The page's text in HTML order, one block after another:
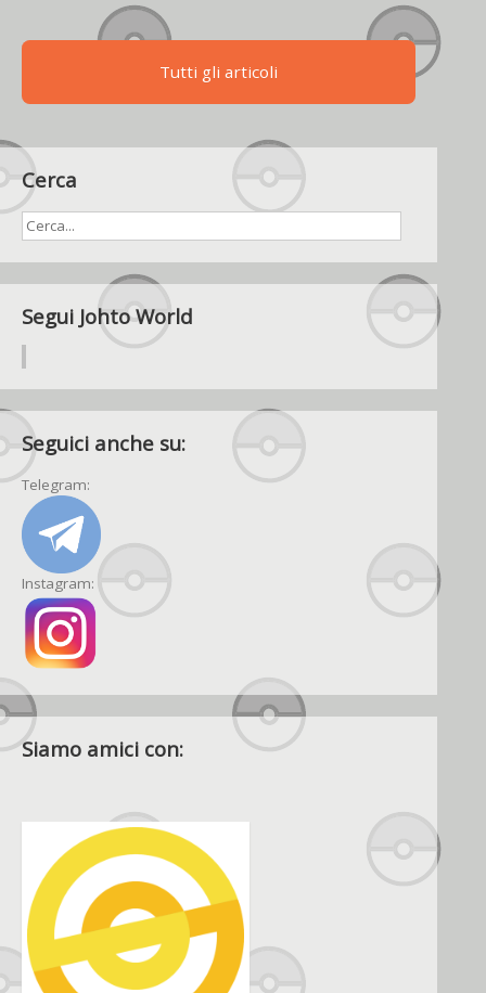
Tutti gli articoli
Cerca
Segui Johto World
Seguici anche su:
Telegram:
Instagram:
Siamo amici con: